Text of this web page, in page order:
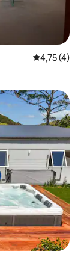
4,75 de
4,75 (4)